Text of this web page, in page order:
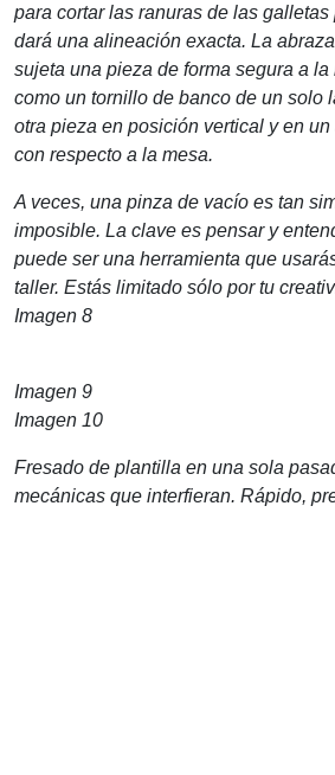
para cortar las ranuras de las
dará una alineación exacta. La
sujeta una pieza de forma segura a la
como un tornillo de banco de un solo
otra pieza en posición vertical y en
con respecto a la mesa.
A veces, una pinza de vacío es tan
imposible. La clave es pensar y
puede ser una herramienta que
taller. Estás limitado sólo por tu
Imagen 8
Imagen 9
Imagen 10
Fresado de plantilla en una sola
mecánicas que interfieran. Rápido,